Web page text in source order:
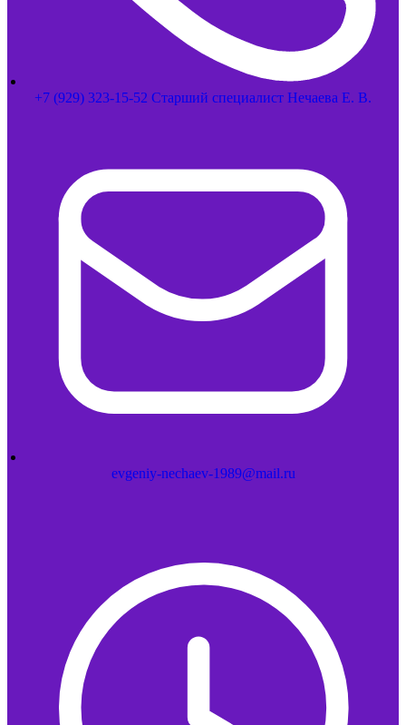
+7 (929) 323-15-52 Старший специалист Нечаева Е. В.
evgeniy-nechaev-1989@mail.ru